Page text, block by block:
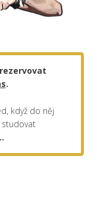
rezervovat
.
když do něj
studovat